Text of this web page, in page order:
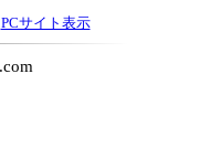
PCサイト表示